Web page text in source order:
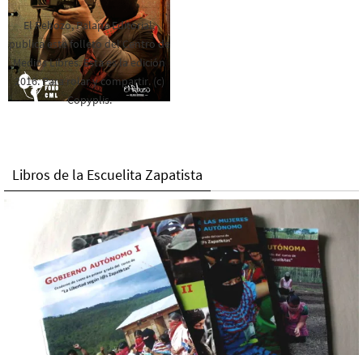
El Rebozo, Palapa Editorial,
publica este folleto del Centro de
Medios Libres. Esta es la edición
2016. Para rolar y compartir. (c)
Copyplis.
Libros de la Escuelita Zapatista